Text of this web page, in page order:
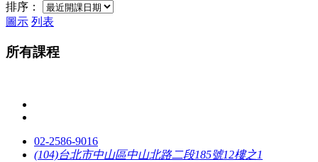
排序：
圖示 列表
所有課程
02-2586-9016
(104)台北市中山區中山北路二段185號12樓之1